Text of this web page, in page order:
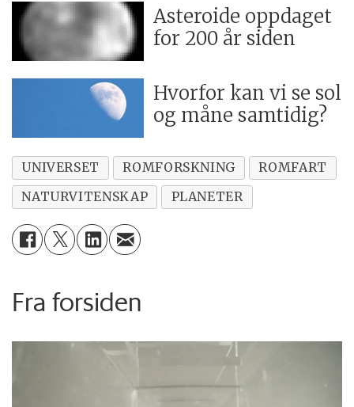
Asteroide oppdaget
for 200 år siden
Hvorfor kan vi se sol
og måne samtidig?
UNIVERSET ROMFORSKNING
ROMFART
NATURVITENSKAP
PLANETER
Fra forsiden